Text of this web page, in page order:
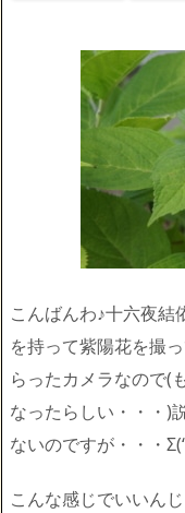
こんばんわ♪十六夜
を持って紫陽花を撮
らったカメラなので(
なったらしい・・・)
ないのですが・・・